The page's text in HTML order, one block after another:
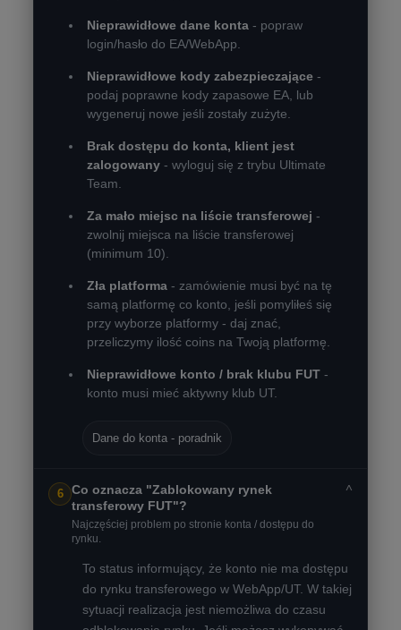
Nieprawidłowe dane konta - popraw
login/hasło do EA/WebApp.
Nieprawidłowe kody zabezpieczające -
podaj poprawne kody zapasowe EA, lub
wygeneruj nowe jeśli zostały zużyte.
Brak dostępu do konta, klient jest
zalogowany - wyloguj się z trybu Ultimate
Team.
Za mało miejsc na liście transferowej -
zwolnij miejsca na liście transferowej
(minimum 10).
Zła platforma - zamówienie musi być na tę
samą platformę co konto, jeśli pomyliłeś się
przy wyborze platformy - daj znać,
przeliczymy ilość coins na Twoją platformę.
Nieprawidłowe konto / brak klubu FUT -
konto musi mieć aktywny klub UT.
Dane do konta - poradnik
6
Co oznacza "Zablokowany rynek
transferowy FUT"?
Najczęściej problem po stronie konta / dostępu do
rynku.
˅
To status informujący, że konto nie ma dostępu
do rynku transferowego w WebApp/UT. W takiej
sytuacji realizacja jest niemożliwa do czasu